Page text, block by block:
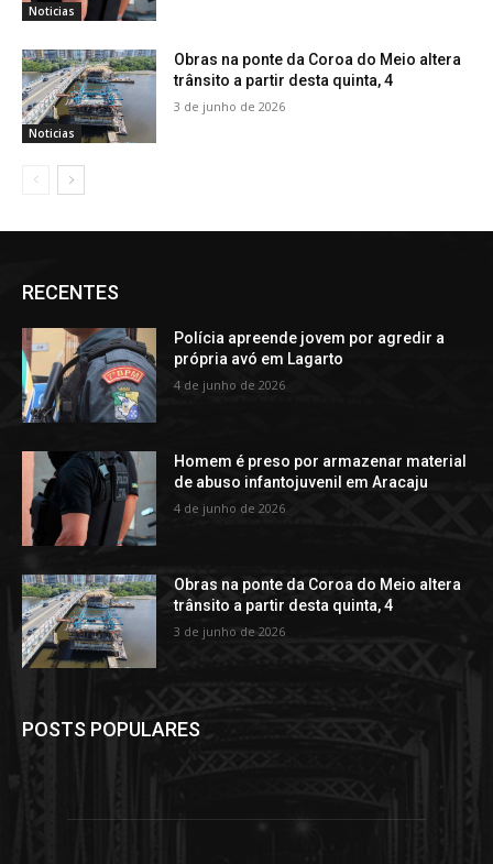
Noticias
Noticias
Obras na ponte da Coroa do Meio altera
trânsito a partir desta quinta, 4
3 de junho de 2026
RECENTES
Polícia apreende jovem por agredir a
própria avó em Lagarto
4 de junho de 2026
Homem é preso por armazenar material
de abuso infantojuvenil em Aracaju
4 de junho de 2026
Obras na ponte da Coroa do Meio altera
trânsito a partir desta quinta, 4
3 de junho de 2026
POSTS POPULARES